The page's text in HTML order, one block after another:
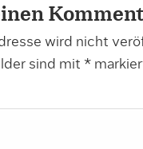
wird nicht
sind mit *